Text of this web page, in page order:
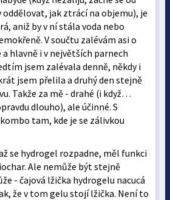
oddělovat, jak ztrácí na objemu), je
aniž by v ní stála voda nebo
V součtu zalévám asi o
hlavně i v největších parnech
jsem zalévala denně, někdy i
jsem přelila a druhý den stejně
Takže za mě - drahé (i když…
dlouho), ale účinné. S
tam, kde je se zálivkou
se hydrogel rozpadne, měl funkci
Ale nemůže být stejně
- čajová lžička hydrogelu nacucá
že v tom gelu stojí lžička. Není to